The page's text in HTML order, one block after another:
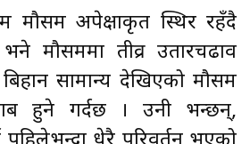
मौसम अपेक्षाकृत स्थिर रहँदै
मौसममा तीव्र उतारचढाव
सामान्य देखिएको मौसम
हुने गर्दछ । उनी भन्छन्,